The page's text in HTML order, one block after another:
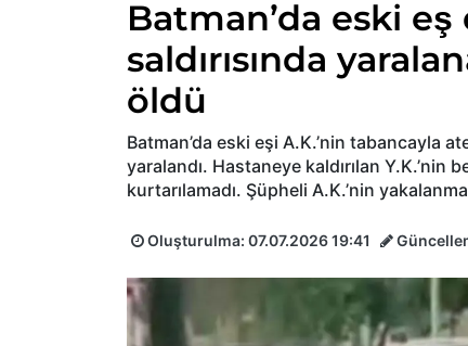
Batman’da eski eş
saldırısında
öldü
Batman’da eski eşi A.K.’nin tabancayla
yaralandı. Hastaneye kaldırılan
kurtarılamadı. Şüpheli A.K.’nin
Oluşturulma: 07.07.2026 19:41